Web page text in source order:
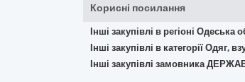
Корисні посилання
Інші закупівлі в регіоні Одеська
Інші закупівлі в категорії Одяг,
Інші закупівлі замовника